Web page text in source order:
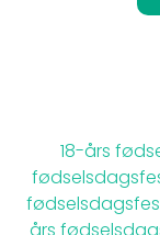
18-års
års